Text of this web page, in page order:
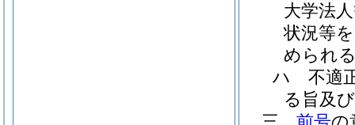
大学法
状況等
められ
ハ
不適
る旨及